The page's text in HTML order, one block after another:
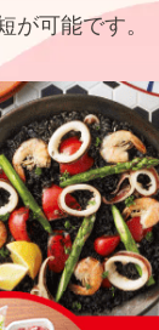
可能です。